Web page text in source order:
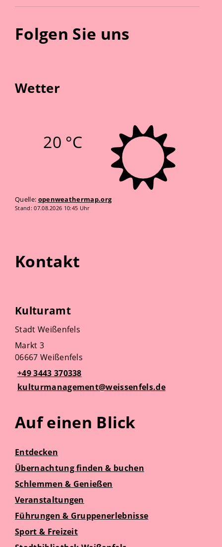
Folgen Sie uns
Wetter
20 °C
Quelle: openweathermap.org
Stand: 07.08.2026 10:45 Uhr
Kontakt
Kulturamt
Stadt Weißenfels
Markt 3
06667 Weißenfels
+49 3443 370338
kulturmanagement@weissenfels.de
Auf einen Blick
Entdecken
Übernachtung finden & buchen
Schlemmen & Genießen
Veranstaltungen
Führungen & Gruppenerlebnisse
Sport & Freizeit